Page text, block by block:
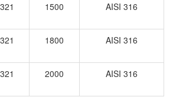
321 1500 AISI 316
321 1800 AISI 316
321 2000 AISI 316